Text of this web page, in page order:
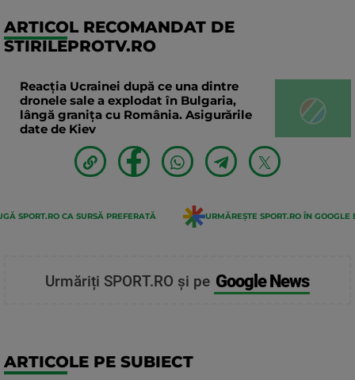
ARTICOL RECOMANDAT DE
STIRILEPROTV.RO
Reacția Ucrainei după ce una dintre
dronele sale a explodat în Bulgaria,
lângă granița cu România. Asigurările
date de Kiev
SPORT.RO CA SURSĂ PREFERATĂ URMĂREȘTE SPORT.RO ÎN GOOGLE
Urmăriți SPORT.RO și pe Google News
ARTICOLE PE SUBIECT